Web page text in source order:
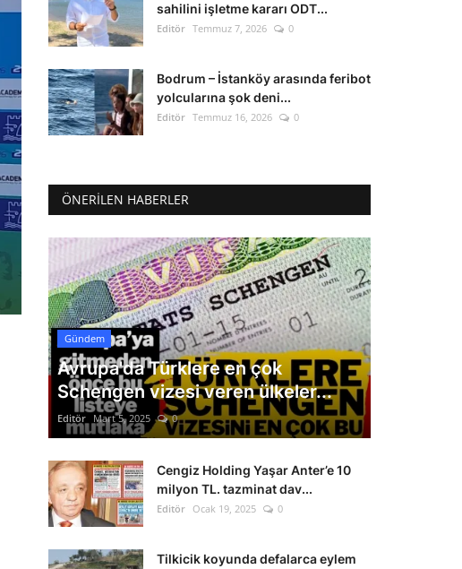
sahilini işletme kararı ODT...
Editör Temmuz 7, 2026 0
Bodrum – İstanköy arasında feribot
yolcularına şok deni...
Editör Temmuz 16, 2026 0
ÖNERILEN HABERLER
Gündem
Avrupa'da Türklere en çok
Schengen vizesi veren ülkeler...
Editör Mart 5, 2025 0
Cengiz Holding Yaşar Anter’e 10
milyon TL. tazminat dav...
Editör Ocak 19, 2025 0
Tilkicik koyunda defalarca eylem